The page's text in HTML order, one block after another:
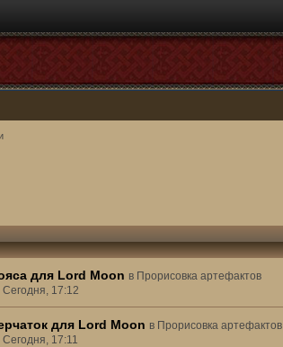
для Lord Moon в Прорисовка артефактов
17:12
для Lord Moon в Прорисовка артефактов
17:11